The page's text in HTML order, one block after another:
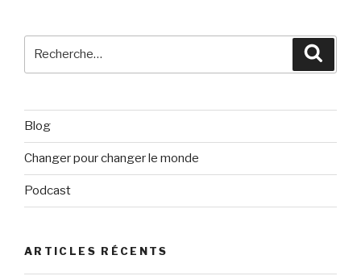
Blog
Changer pour changer le monde
Podcast
ARTICLES RÉCENTS